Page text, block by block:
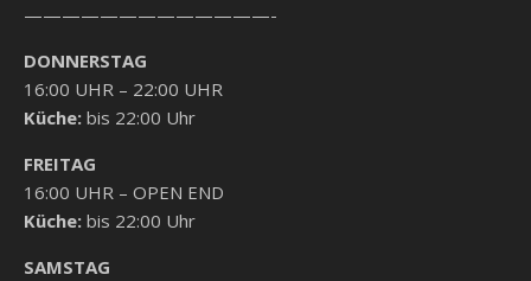
—————————————-
DONNERSTAG
16:00 UHR – 22:00 UHR
Küche: bis 22:00 Uhr
FREITAG
16:00 UHR – OPEN END
Küche: bis 22:00 Uhr
SAMSTAG